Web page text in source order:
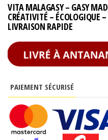
VITA MALAGASY – GASY
CRÉATIVITÉ – ÉCOLOGIQUE
LIVRAISON RAPIDE
PAIEMENT SÉCURISÉ